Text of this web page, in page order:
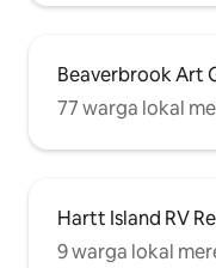
Beaverbrook Art
77 warga lokal
Hartt Island RV
9 warga lokal